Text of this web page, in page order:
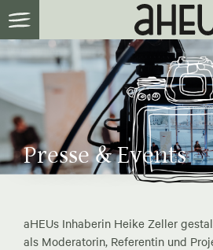
Presse & Events
aHEUs Inhaberin Heike Zeller
als Moderatorin, Referentin und